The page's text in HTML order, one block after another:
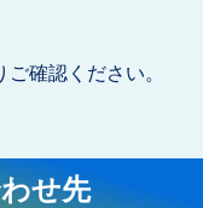
確認ください。
せ先